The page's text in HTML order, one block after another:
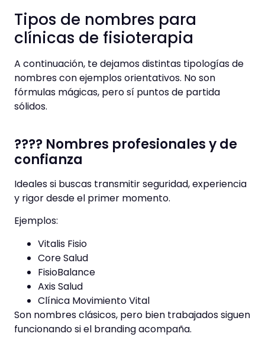
Tipos de nombres para
clínicas de fisioterapia
A continuación, te dejamos distintas tipologías de
nombres con ejemplos orientativos. No son
fórmulas mágicas, pero sí puntos de partida
sólidos.
???? Nombres profesionales y de
confianza
Ideales si buscas transmitir seguridad, experiencia
y rigor desde el primer momento.
Ejemplos:
Vitalis Fisio
Core Salud
FisioBalance
Axis Salud
Clínica Movimiento Vital
Son nombres clásicos, pero bien trabajados siguen
funcionando si el branding acompaña.